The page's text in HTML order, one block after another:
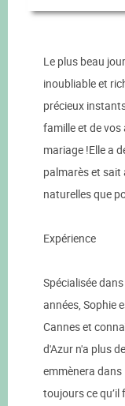
Le plus beau
inoubliable et
précieux
famille et de vos
mariage !Elle a
palmarès et sait
naturelles que
Expérience
Spécialisée
années, Sophie
Cannes et
d'Azur n'a plus
emmènera dans
toujours ce